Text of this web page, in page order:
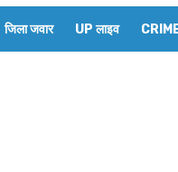
घोषित कर दिया था, सुप्रीम कोर्ट ने
जिला जवार UP लाइव